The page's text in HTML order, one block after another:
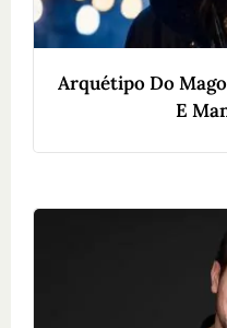
Arquétipo Do
E